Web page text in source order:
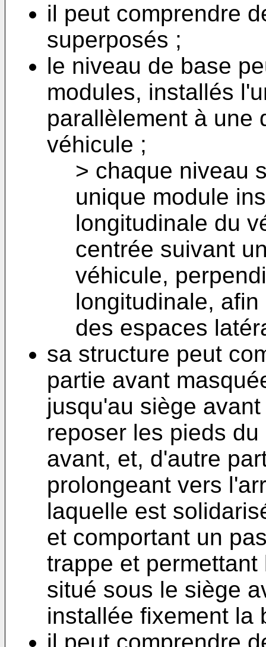
il peut comprendre
superposés ;
le niveau de base
modules, installés
parallèlement à une
véhicule ;
> chaque niveau
unique module
longitudinale du
centrée suivant
véhicule,
longitudinale,
des espaces
sa structure peut
partie avant
jusqu'au siège
reposer les pieds
avant, et, d'autre
prolongeant vers
laquelle est
et comportant un
trappe et
situé sous le siège
installée fixement la